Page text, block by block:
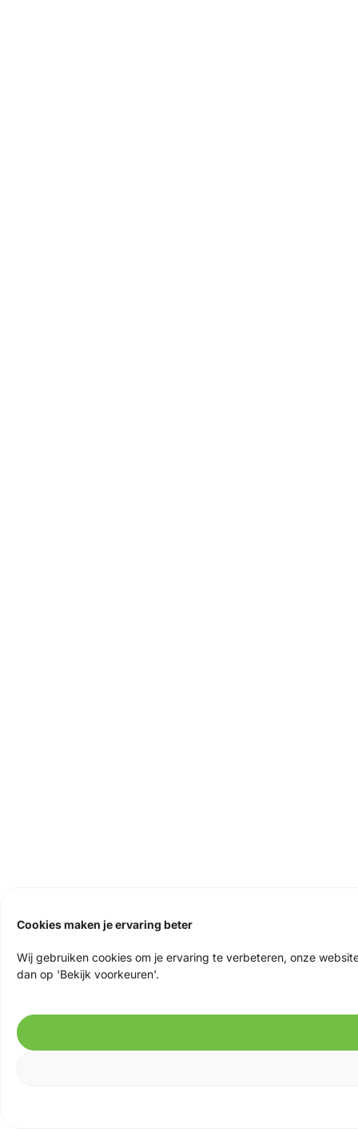
Cookies maken je ervaring beter
Wij gebruiken cookies om je ervaring te verbeteren, onze
dan op 'Bekijk voorkeuren'.